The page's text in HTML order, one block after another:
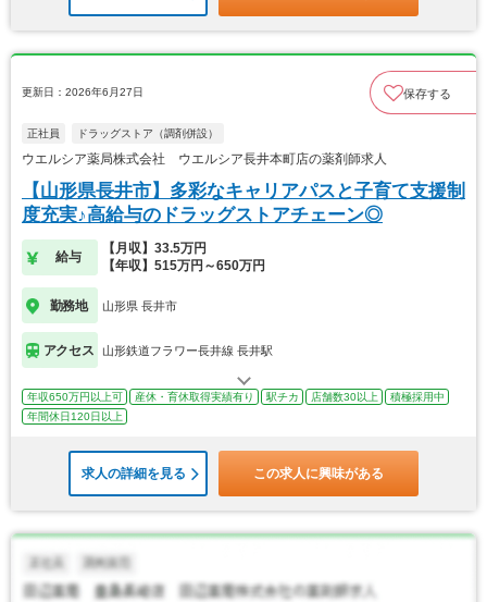
更新日：2026年6月27日 保存する
正社員 ドラッグストア（調剤併設）
ウエルシア薬局株式会社 ウエルシア長井本町店の薬剤師求人
【山形県長井市】多彩なキャリアパスと子育て支援制
度充実♪高給与のドラッグストアチェーン◎
給与
【月収】33.5万円
【年収】515万円～650万円
勤務地 山形県 長井市
アクセス 山形鉄道フラワー長井線 長井駅
年収650万円以上可 産休・育休取得実績有り 駅チカ 店舗数30以上
積極採用中
年間休日120日以上
求人の詳細を見る この求人に興味がある